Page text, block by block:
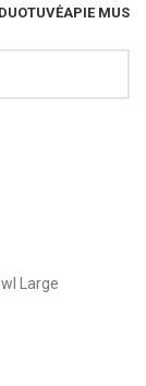
APIE MUS
Large